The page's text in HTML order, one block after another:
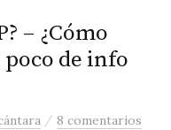
– ¿Cómo
poco de info
/8 comentarios